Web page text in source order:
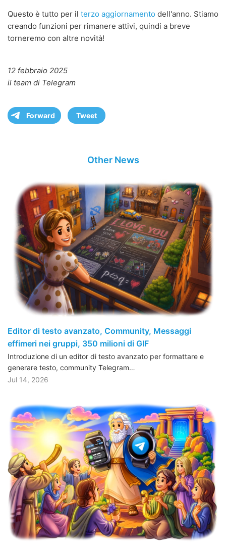
Questo è tutto per il terzo aggiornamento dell'anno. Stiamo
creando funzioni per rimanere attivi, quindi a breve
torneremo con altre novità!
12 febbraio 2025
il team di Telegram
Forward Tweet
Other News
Editor di testo avanzato, Community, Messaggi
effimeri nei gruppi, 350 milioni di GIF
Introduzione di un editor di testo avanzato per formattare e
generare testo, community Telegram…
Jul 14, 2026